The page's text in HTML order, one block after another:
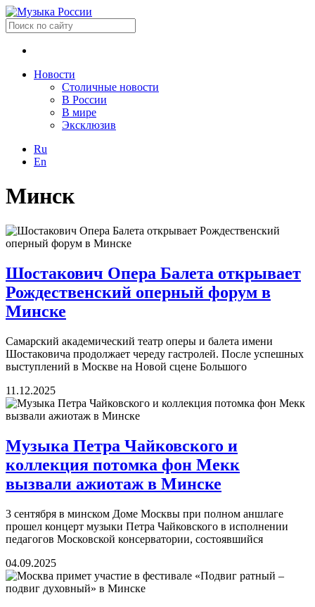
Новости
Столичные новости
В России
В мире
Эксклюзив
Ru
En
Минск
Шостакович Опера Балета открывает
Рождественский оперный форум в
Минске
Самарский академический театр оперы и балета имени
Шостаковича продолжает череду гастролей. После успешных
выступлений в Москве на Новой сцене Большого
11.12.2025
Музыка Петра Чайковского и
коллекция потомка фон Мекк
вызвали ажиотаж в Минске
3 сентября в минском Доме Москвы при полном аншлаге
прошел концерт музыки Петра Чайковского в исполнении
педагогов Московской консерватории, состоявшийся
04.09.2025